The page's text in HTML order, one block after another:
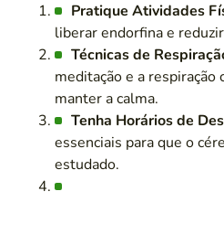
Pratique Atividades
liberar endorfina e
Técnicas de
meditação e a respiração
manter a calma.
Tenha Horários de
essenciais para que o
estudado.